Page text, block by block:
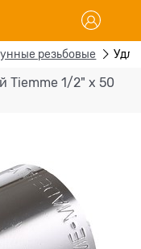
резьбовые
Tiemme 1/2" х 50